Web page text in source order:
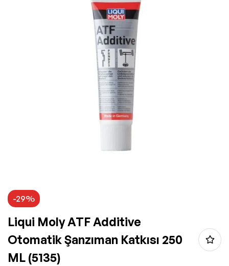
-29%
Liqui Moly ATF Additive
Otomatik Şanzıman Katkısı 250
ML (5135)